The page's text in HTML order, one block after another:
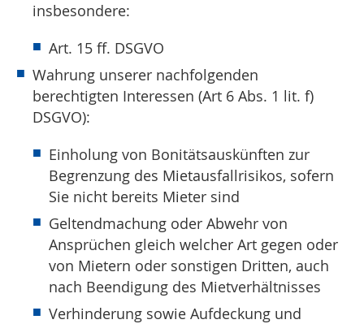
insbesondere:
Art. 15 ff. DSGVO
Wahrung unserer nachfolgenden
berechtigten Interessen (Art 6 Abs. 1 lit. f)
DSGVO):
Einholung von Bonitätsauskünften zur
Begrenzung des Mietausfallrisikos, sofern
Sie nicht bereits Mieter sind
Geltendmachung oder Abwehr von
Ansprüchen gleich welcher Art gegen oder
von Mietern oder sonstigen Dritten, auch
nach Beendigung des Mietverhältnisses
Verhinderung sowie Aufdeckung und